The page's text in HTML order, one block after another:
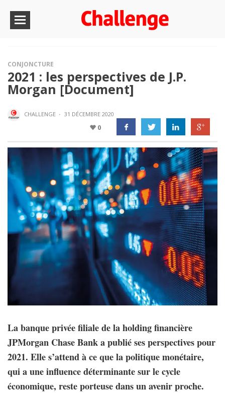
CONJONCTURE
2021 : les perspectives de J.P.
Morgan [Document]
CHALLENGE · 31 DÉCEMBRE 2020
0
La banque privée filiale de la holding financière
JPMorgan Chase Bank a publié ses perspectives pour
2021. Elle s’attend à ce que la politique monétaire,
qui a une influence déterminante sur le cycle
économique, reste porteuse dans un avenir proche.